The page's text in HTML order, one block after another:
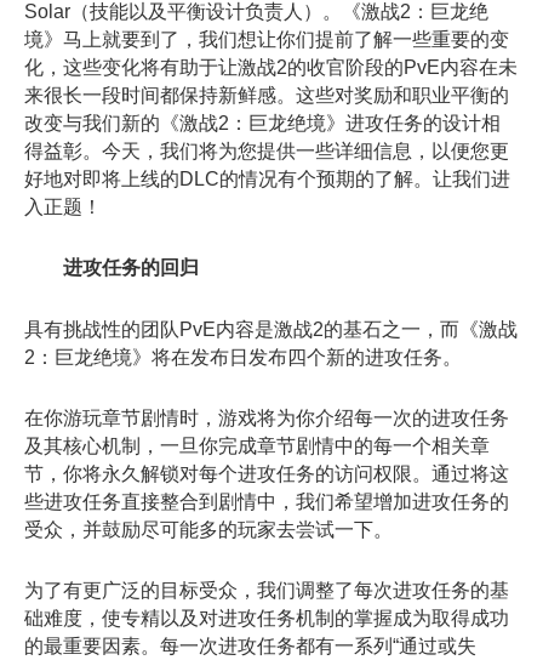
Solar（技能以及平衡设计负责人）。《激战2：巨龙绝
境》马上就要到了，我们想让你们提前了解一些重要的变
化，这些变化将有助于让激战2的收官阶段的PvE内容在未
来很长一段时间都保持新鲜感。这些对奖励和职业平衡的
改变与我们新的《激战2：巨龙绝境》进攻任务的设计相
得益彰。今天，我们将为您提供一些详细信息，以便您更
好地对即将上线的DLC的情况有个预期的了解。让我们进
入正题！
进攻任务的回归
具有挑战性的团队PvE内容是激战2的基石之一，而《激战
2：巨龙绝境》将在发布日发布四个新的进攻任务。
在你游玩章节剧情时，游戏将为你介绍每一次的进攻任务
及其核心机制，一旦你完成章节剧情中的每一个相关章
节，你将永久解锁对每个进攻任务的访问权限。通过将这
些进攻任务直接整合到剧情中，我们希望增加进攻任务的
受众，并鼓励尽可能多的玩家去尝试一下。
为了有更广泛的目标受众，我们调整了每次进攻任务的基
础难度，使专精以及对进攻任务机制的掌握成为取得成功
的最重要因素。每一次进攻任务都有一系列“通过或失